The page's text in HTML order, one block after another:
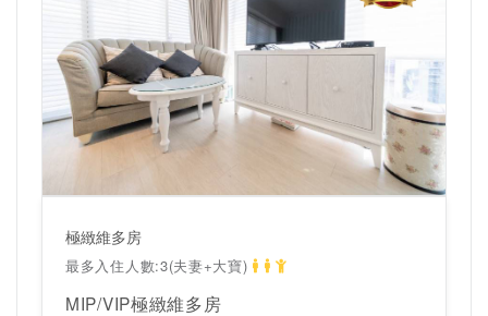
極緻維多房
最多入住人數:3(夫妻+大寶)
MIP/VIP極緻維多房